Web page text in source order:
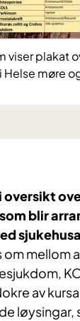
viser plakat
møre
oversikt
blir
om mellom
av
løysingar,